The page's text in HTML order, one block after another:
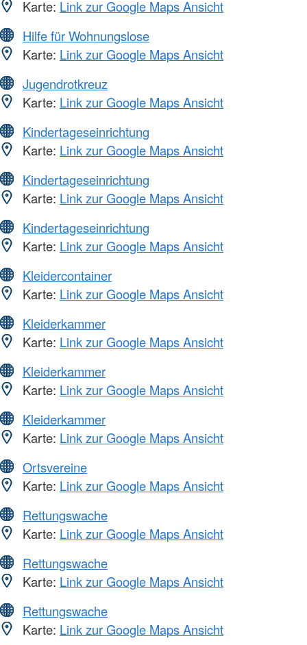
Karte: Link zur Google Maps Ansicht
Hilfe für Wohnungslose
Karte: Link zur Google Maps Ansicht
Jugendrotkreuz
Karte: Link zur Google Maps Ansicht
Kindertageseinrichtung
Karte: Link zur Google Maps Ansicht
Kindertageseinrichtung
Karte: Link zur Google Maps Ansicht
Kindertageseinrichtung
Karte: Link zur Google Maps Ansicht
Kleidercontainer
Karte: Link zur Google Maps Ansicht
Kleiderkammer
Karte: Link zur Google Maps Ansicht
Kleiderkammer
Karte: Link zur Google Maps Ansicht
Kleiderkammer
Karte: Link zur Google Maps Ansicht
Ortsvereine
Karte: Link zur Google Maps Ansicht
Rettungswache
Karte: Link zur Google Maps Ansicht
Rettungswache
Karte: Link zur Google Maps Ansicht
Rettungswache
Karte: Link zur Google Maps Ansicht